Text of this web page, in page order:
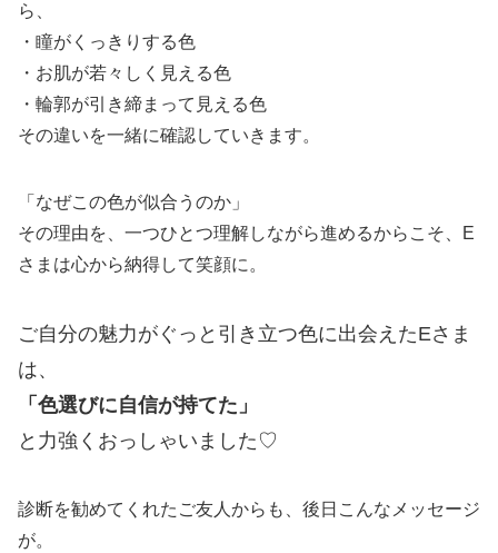
ら、
・瞳がくっきりする色
・お肌が若々しく見える色
・輪郭が引き締まって見える色
その違いを一緒に確認していきます。
「なぜこの色が似合うのか」
その理由を、一つひとつ理解しながら進めるからこそ、E
さまは心から納得して笑顔に。
ご自分の魅力がぐっと引き立つ色に出会えたEさま
は、
「色選びに自信が持てた」
と力強くおっしゃいました♡
診断を勧めてくれたご友人からも、後日こんなメッセージ
が。